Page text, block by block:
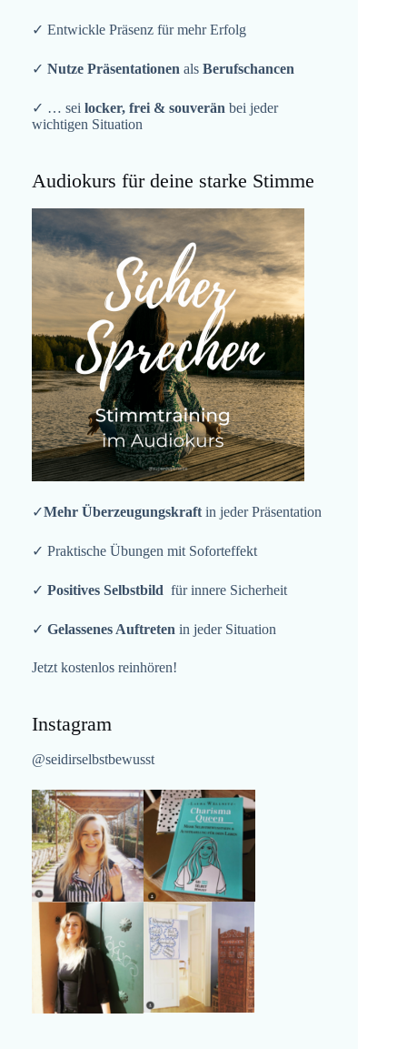
✓ Entwickle Präsenz für mehr Erfolg
✓ Nutze Präsentationen als Berufschancen
✓ … sei locker, frei & souverän bei jeder
wichtigen Situation
Audiokurs für deine starke Stimme
✓Mehr Überzeugungskraft in jeder Präsentation
✓ Praktische Übungen mit Soforteffekt
✓ Positives Selbstbild für innere Sicherheit
✓ Gelassenes Auftreten in jeder Situation
Jetzt kostenlos reinhören!
Instagram
@seidirselbstbewusst